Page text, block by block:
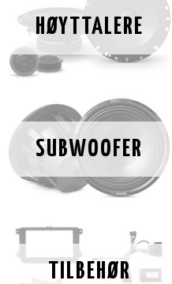
HØYTTALERE
SUBWOOFER
TILBEHØR